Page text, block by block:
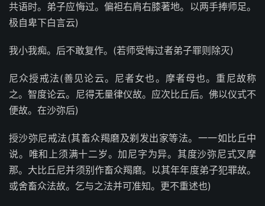
共语时。弟子应悔过。偏袒右肩右膝著地。以两手捧师足。
极自卑下白言云)
我小我痴。后不敢复作。(若师受悔过者弟子罪则除灭)
尼众授戒法(善见论云。尼者女也。摩者母也。重尼故称
之。智度论云。尼得无量律仪故。应次比丘后。佛以仪式不
便故。在沙弥后)
授沙弥尼戒法(其畜众羯磨及剃发出家等法。一一如比丘中
说。唯和上须满十二岁。加尼字为异。其度沙弥尼式叉摩
那。大比丘尼并须别作畜众羯磨。以其年年度弟子犯罪故。
或舍畜众法故。乞与之法并可准知。更不重述也)